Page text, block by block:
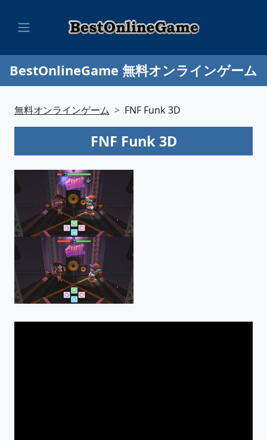
BestOnlineGame 無料オンラインゲーム
無料オンラインゲーム FNF Funk 3D
FNF Funk 3D